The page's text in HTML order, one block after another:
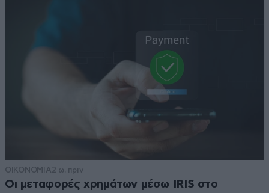
ΟΙΚΟΝΟΜΙΑ 2 ω. πριν
Οι μεταφορές χρημάτων μέσω IRIS στο